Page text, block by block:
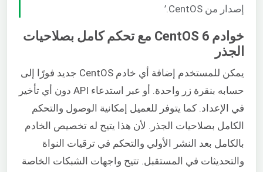
إصدار من CentOS.’
خوادم CentOS 6 مع تحكم كامل بصلاحيات
الجذر
يمكن للمستخدم إضافة أي خادم CentOS جديد فورًا إلى
حسابه بنقرة زر واحدة. أو عبر استدعاء API دون أي تأخير
في الإعداد. كما يتوفر للعميل إمكانية الوصول والتحكم
الكامل بصلاحيات الجذر. لأن هذا يتيح له تخصيص الخادم
بالكامل بعد النشر الأولي والتحكم في ترقيات النواة
والتحديثات في المستقبل. تتيح واجهات الشبكات الخاصة